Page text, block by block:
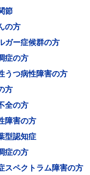
節
の方
ガー症候群の方
症の方
うつ病性障害の方
方
全の方
障害の方
型認知症
症の方
ペクトラム障害の方